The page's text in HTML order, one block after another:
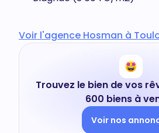
Voir l'agence Hosman à
Trouvez le bien de vos
600 biens à
Voir nos